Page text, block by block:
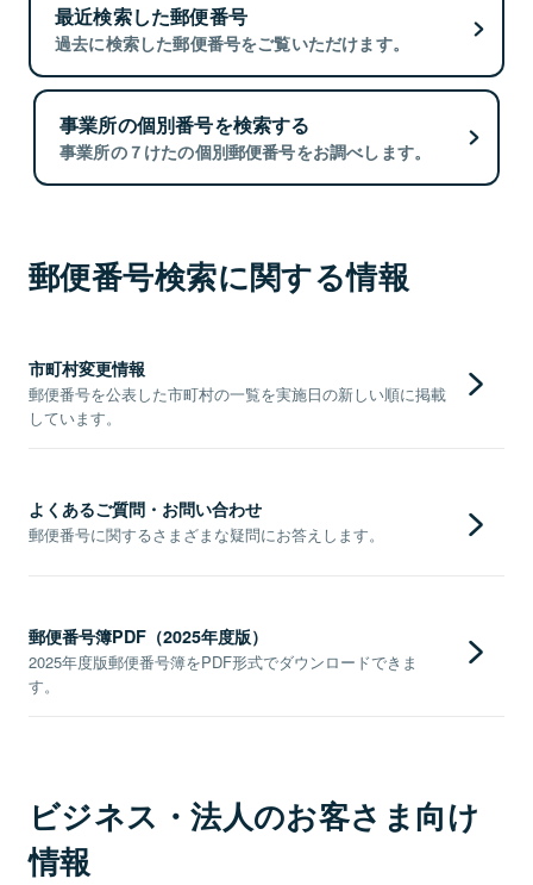
最近検索した郵便番号
過去に検索した郵便番号をご覧いただけます。
事業所の個別番号を検索する
事業所の７けたの個別郵便番号をお調べします。
郵便番号検索に関する情報
市町村変更情報
郵便番号を公表した市町村の一覧を実施日の新しい順に掲載
しています。
よくあるご質問・お問い合わせ
郵便番号に関するさまざまな疑問にお答えします。
郵便番号簿PDF（2025年度版）
2025年度版郵便番号簿をPDF形式でダウンロードできま
す。
ビジネス・法人のお客さま向け
情報